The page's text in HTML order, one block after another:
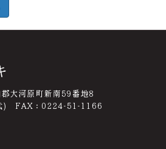
大河原町新南59番地8
) FAX：0224-51-1166